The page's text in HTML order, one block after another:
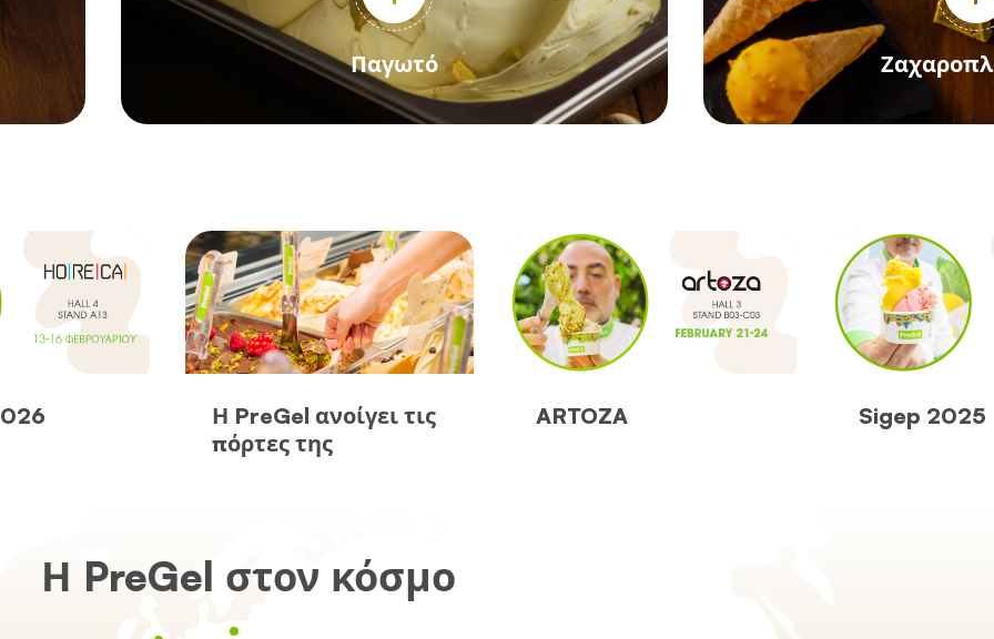
Παγωτό
Η PreGel ανοίγει τις
πόρτες της
ARTOZA Sigep 2025
Η PreGel στον κόσμο